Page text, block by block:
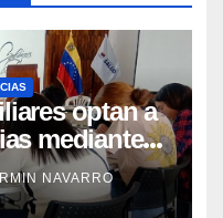
optan a
mediante
y la UCV
NAVARRO